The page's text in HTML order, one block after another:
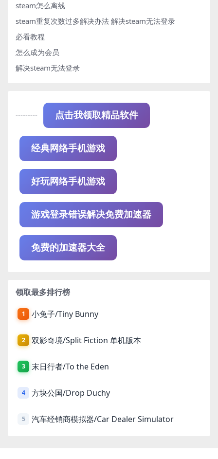
steam怎么离线
steam重复次数过多解决办法 解决steam无法登录
必看教程
怎么成为会员
解决steam无法登录
--------- 点击我领取精品软件
经典网络手机游戏
好玩网络手机游戏
游戏登录错误解决免费加速器
免费的加速器大全
领取最多排行榜
1 小兔子/Tiny Bunny
2 双影奇境/Split Fiction 单机版本
3 末日行者/To the Eden
4 方块公国/Drop Duchy
5 汽车经销商模拟器/Car Dealer Simulator